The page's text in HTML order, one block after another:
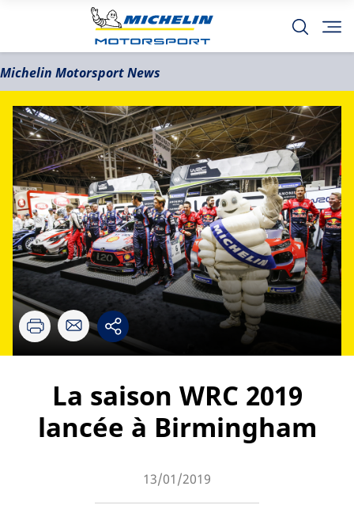
Michelin Motorsport News
La saison WRC 2019
lancée à Birmingham
13/01/2019